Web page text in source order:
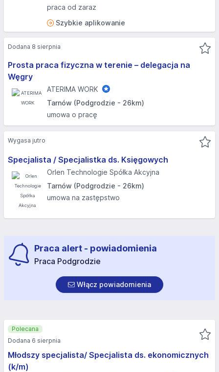
praca od zaraz
Szybkie aplikowanie
Prosta praca fizyczna w terenie – delegacja na
Węgry
ATERIMA WORK
Tarnów (Podgrodzie - 26km)
umowa o pracę
Dodana 8 sierpnia
Specjalista / Specjalistka ds. Księgowych
Orlen Technologie Spółka Akcyjna
Tarnów (Podgrodzie - 26km)
umowa na zastępstwo
Wygasa jutro
Praca alert - powiadomienia
Praca Podgrodzie
Włącz powiadomienia
Młodszy specjalista/ Specjalista ds. ekonomicznych
(k/m)
Polecana
Dodana 6 sierpnia